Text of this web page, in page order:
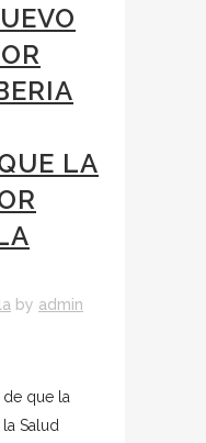
LA
by admin
de que la
Salud